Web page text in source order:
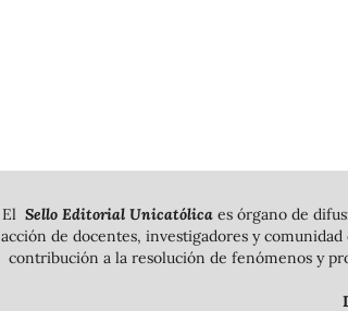
El Sello Editorial Unicatólica es órgano de
acción de docentes, investigadores y
contribución a la resolución de fenómenos y